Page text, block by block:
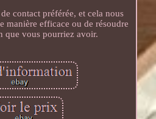
contact préférée, et cela nous
manière efficace ou de résoudre
que vous pourriez avoir.